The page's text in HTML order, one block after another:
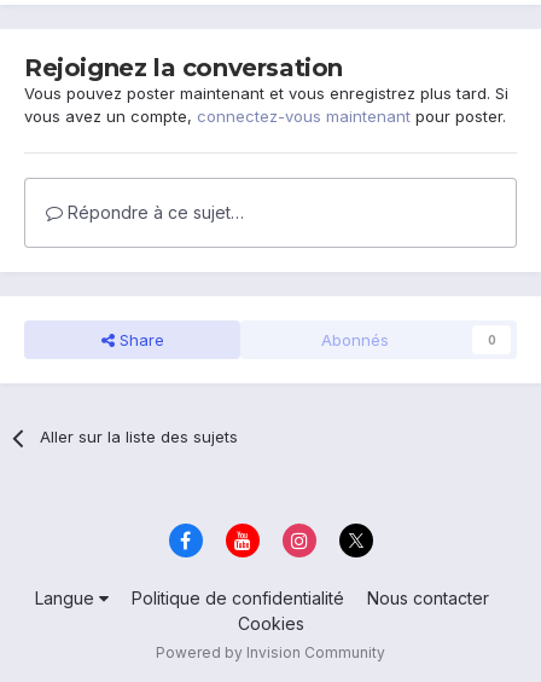
Rejoignez la conversation
Vous pouvez poster maintenant et vous enregistrez plus tard. Si
vous avez un compte, connectez-vous maintenant pour poster.
Répondre à ce sujet…
Share Abonnés 0
Aller sur la liste des sujets
Langue Politique de confidentialité
Nous contacter
Cookies
Powered by Invision Community